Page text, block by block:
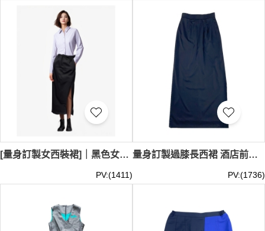
[量身訂製女西裝裙]｜黑色女西裝裙｜團體制服訂製｜學校團體西裙｜香港演藝學院｜商務場合US016
PV:(1411)
量身訂製過膝長西裙 酒店前台西裙 女士職業長款西裙 拉鍊西裙 65%polyester 35%rayon US015
PV:(1736)